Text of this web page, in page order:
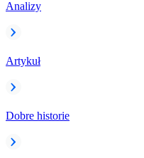
Analizy
Artykuł
Dobre historie